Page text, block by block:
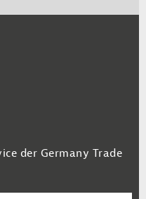
der Germany Trade